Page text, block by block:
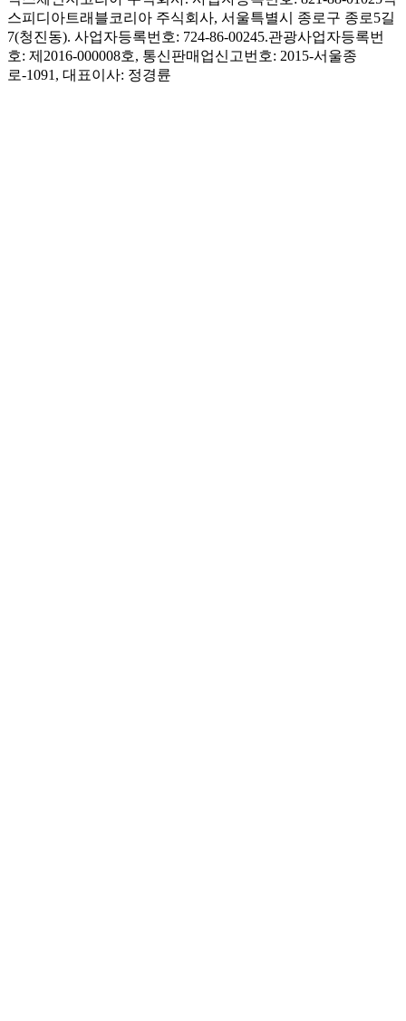
스피디아트래블코리아 주식회사, 서울특별시 종로구 종로5길
7(청진동). 사업자등록번호: 724-86-00245.관광사업자등록번
호: 제2016-000008호, 통신판매업신고번호: 2015-서울종
로-1091, 대표이사: 정경륜